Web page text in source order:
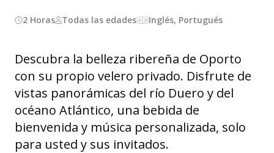
2 Horas Todas las edades Inglés, Portugués
Descubra la belleza ribereña de Oporto
con su propio velero privado. Disfrute de
vistas panorámicas del río Duero y del
océano Atlántico, una bebida de
bienvenida y música personalizada, solo
para usted y sus invitados.